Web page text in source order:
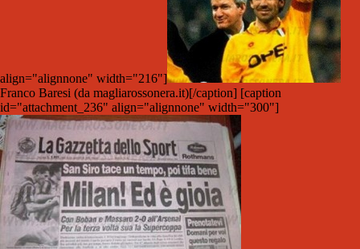
align="alignnone" width="216"]
Franco Baresi (da magliarossonera.it)[/caption] [caption
id="attachment_236" align="alignnone" width="300"]